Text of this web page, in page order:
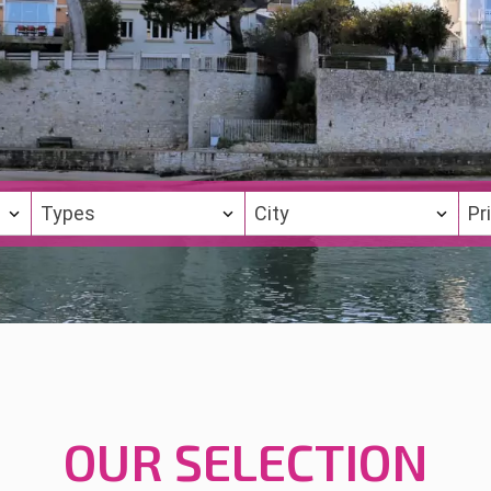
Types City
OUR SELECTION